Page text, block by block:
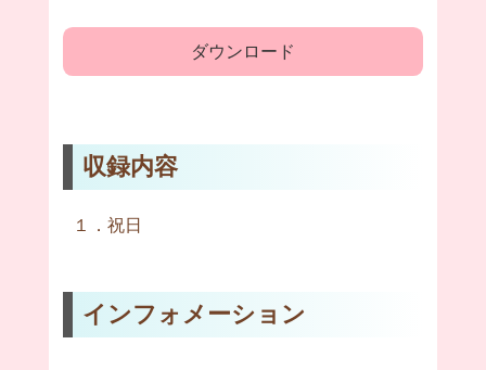
ダウンロード
収録内容
１．祝日
インフォメーション